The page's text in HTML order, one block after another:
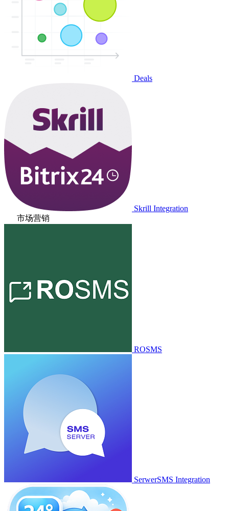
Deals
Skrill Integration
市场营销
ROSMS
SerwerSMS Integration